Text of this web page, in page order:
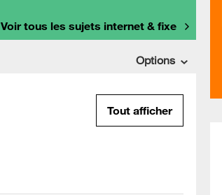
Voir tous les sujets internet & fixe
Options
Tout afficher